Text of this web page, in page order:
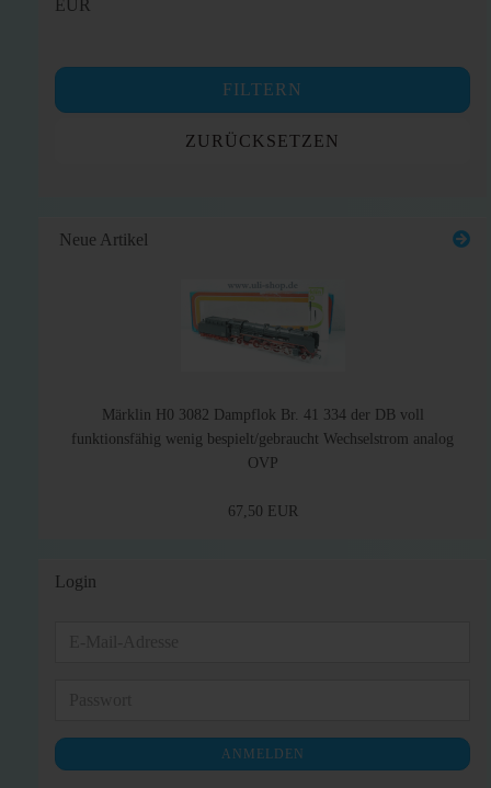
EUR
FILTERN
ZURÜCKSETZEN
Neue Artikel
Märklin H0 3082 Dampflok Br. 41 334 der DB voll
funktionsfähig wenig bespielt/gebraucht Wechselstrom analog
OVP
67,50 EUR
Login
ANMELDEN